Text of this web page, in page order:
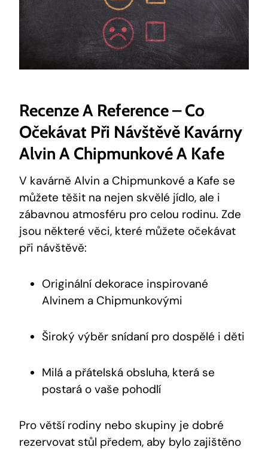
Recenze A Reference – Co
Očekávat Při Návštěvě Kavárny
Alvin A Chipmunkové A Kafe
V kavárně Alvin a Chipmunkové a Kafe se
můžete těšit na nejen skvělé jídlo, ale i
zábavnou atmosféru pro celou rodinu. Zde
jsou některé věci, které můžete očekávat
při návštěvě:
Originální dekorace inspirované
Alvinem a Chipmunkovými
Široký výběr snídaní pro dospělé i děti
Milá a přátelská obsluha, která se
postará o vaše pohodlí
Pro větší rodiny nebo skupiny je dobré
rezervovat stůl předem, aby bylo zajištěno